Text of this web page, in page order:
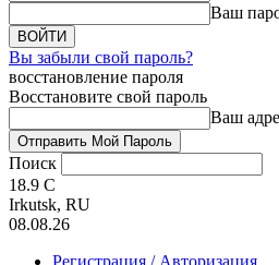
Ваш
Вы забыли свой пароль?
восстановление пароля
Восстановите свой пароль
Ваш
Поиск
18.9 C
Irkutsk, RU
08.08.26
Регистрация / Авторизация